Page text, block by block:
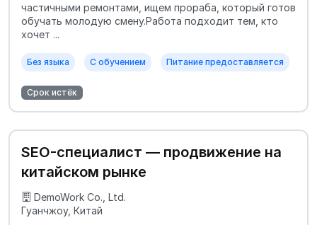
частичными ремонтами, ищем прораба, который готов
обучать молодую смену.Работа подходит тем, кто
хочет ...
Без языка С обучением Питание предоставляется
Срок истёк
SEO-специалист — продвижение на
китайском рынке
DemoWork Co., Ltd.
Гуанчжоу, Китай